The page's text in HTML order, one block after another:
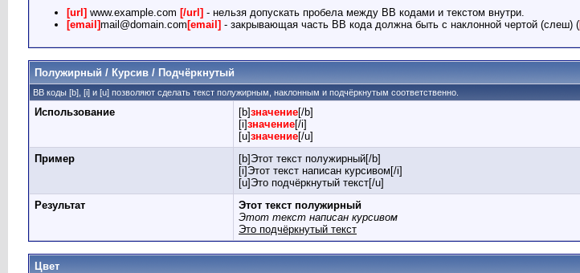
[url] www.example.com [/url] - нельзя допускать пробела между BB кодами и текстом внутри.
[email]mail@domain.com [email] - закрывающая часть BB кода должна быть с наклонной чертой (слеш) (
Полужирный / Курсив / Подчёркнутый
BB коды [b], [i] и [u] позволяют сделать текст полужирным, наклонным и подчёркнутым соответственно.
Использование [b]значение[/b]
[i]значение[/i]
[u]значение[/u]
Пример
[b]Этот текст полужирный[/b]
[i]Этот текст написан курсивом[/i]
[u]Это подчёркнутый текст[/u]
Результат
Этот текст полужирный
Этот текст написан курсивом
Это подчёркнутый текст
Цвет